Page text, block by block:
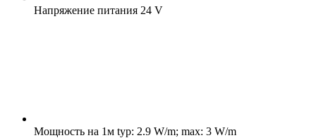
Напряжение питания 24 V
Мощность на 1м typ: 2.9 W/m; max: 3 W/m